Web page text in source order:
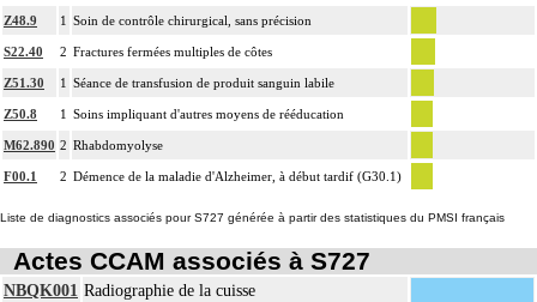
Z48.9 1 Soin de contrôle chirurgical, sans précision
S22.40 2 Fractures fermées multiples de côtes
Z51.30 1 Séance de transfusion de produit sanguin labile
Z50.8 1 Soins impliquant d'autres moyens de rééducation
M62.890 2 Rhabdomyolyse
F00.1 2 Démence de la maladie d'Alzheimer, à début tardif (G30.1)
Liste de diagnostics associés pour S727 générée à partir des statistiques du PMSI français
Actes CCAM associés à S727
NBQK001 Radiographie de la cuisse